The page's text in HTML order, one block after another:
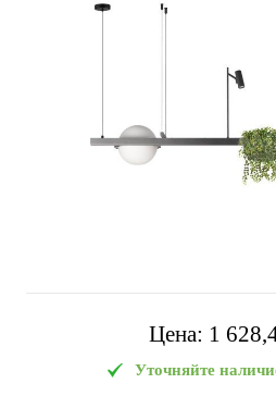
Цена: 1
Уточняйте